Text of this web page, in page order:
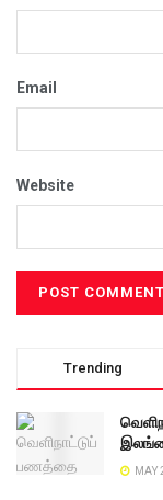
Email
Website
Trending
MAY